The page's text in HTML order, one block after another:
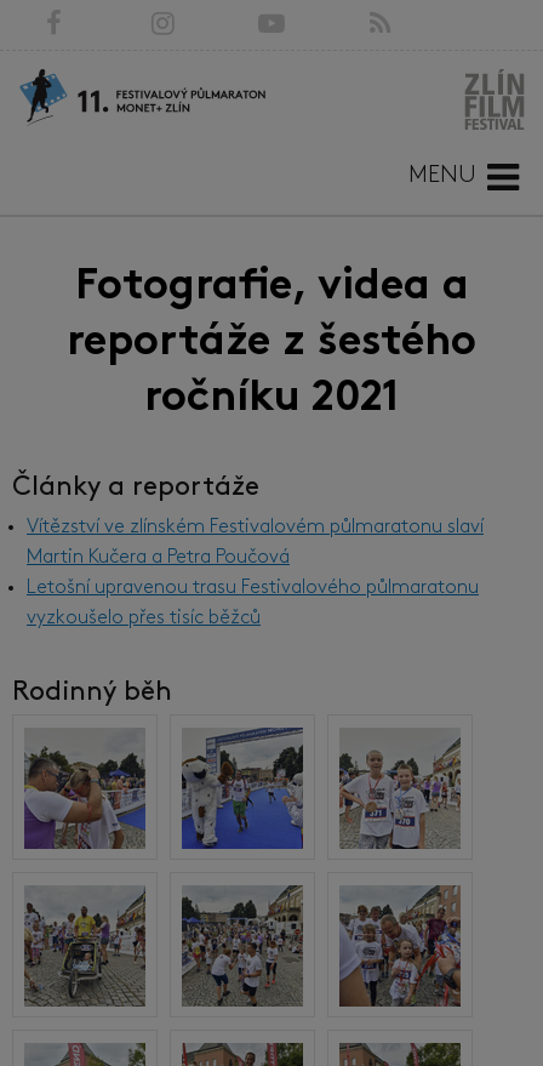
MENU
Fotografie, videa a
reportáže z šestého
ročníku 2021
Články a reportáže
Vítězství ve zlínském Festivalovém půlmaratonu slaví
Martin Kučera a Petra Poučová
Letošní upravenou trasu Festivalového půlmaratonu
vyzkoušelo přes tisíc běžců
Rodinný běh